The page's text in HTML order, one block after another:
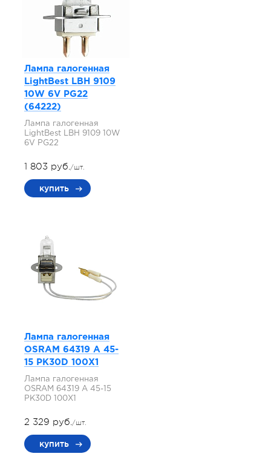
Лампа галогенная
LightBest LBH 9109
10W 6V PG22
(64222)
Лампа галогенная
LightBest LBH 9109 10W
6V PG22
1 803 руб./шт.
купить
Лампа галогенная
OSRAM 64319 A 45-
15 PK30D 100X1
Лампа галогенная
OSRAM 64319 A 45-15
PK30D 100X1
2 329 руб./шт.
купить